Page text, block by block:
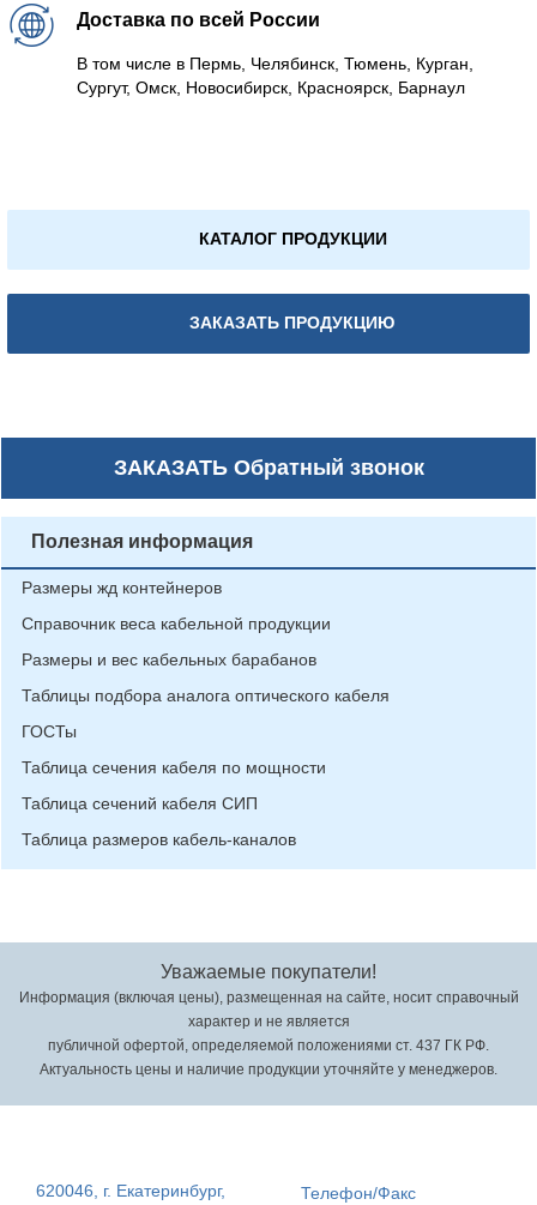
Доставка по всей России
В том числе в Пермь, Челябинск, Тюмень, Курган,
Сургут, Омск, Новосибирск, Красноярск, Барнаул
КАТАЛОГ ПРОДУКЦИИ
ЗАКАЗАТЬ ПРОДУКЦИЮ
ЗАКАЗАТЬОбратный звонок
Полезная информация
Размеры жд контейнеров
Справочник веса кабельной продукции
Размеры и вес кабельных барабанов
Таблицы подбора аналога оптического кабеля
ГОСТы
Таблица сечения кабеля по мощности
Таблица сечений кабеля СИП
Таблица размеров кабель-каналов
Уважаемые покупатели!
Информация (включая цены), размещенная на сайте, носит справочный
характер и не является
публичной офертой, определяемой положениями ст. 437 ГК РФ.
Актуальность цены и наличие продукции уточняйте у менеджеров.
620046, г. Екатеринбург,
Телефон/Факс